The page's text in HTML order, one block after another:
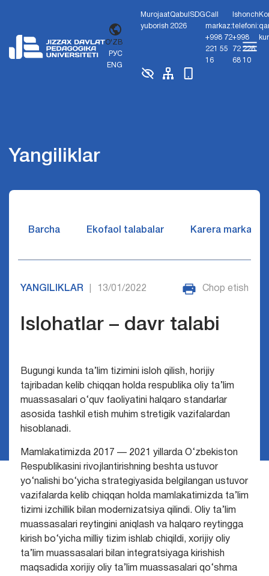
O'ZB
РУС
ENG
Murojaat
yuborish
Qabul
2026
SDGCall
markaz:
+998 72
221 55
16
Ishonch
telefoni:
+998
72 226
68 10
Yangiliklar
Barcha Ekofaol talabalar Karera markazi
YANGILIKLAR 13/01/2022 Chop etish
Islohatlar – davr talabi
Bugungi kunda ta’lim tizimini isloh qilish, horijiy
tajribadan kelib chiqqan holda respublika oliy ta’lim
muassasalari o‘quv faoliyatini halqaro standarlar
asosida tashkil etish muhim stretigik vazifalardan
hisoblanadi.
Mamlakatimizda 2017 — 2021 yillarda O‘zbekiston
Respublikasini rivojlantirishning beshta ustuvor
yo‘nalishi bo‘yicha strategiyasida belgilangan ustuvor
vazifalarda kelib chiqqan holda mamlakatimizda ta’lim
tizimi izchillik bilan modernizatsiya qilindi. Oliy ta’lim
muassasalari reytingini aniqlash va halqaro reytingga
kirish bo‘yicha milliy tizim ishlab chiqildi, xorijiy oliy
ta’lim muassasalari bilan integratsiyaga kirishish
maqsadida xorijiy oliy ta’lim muassasalari qo‘shma